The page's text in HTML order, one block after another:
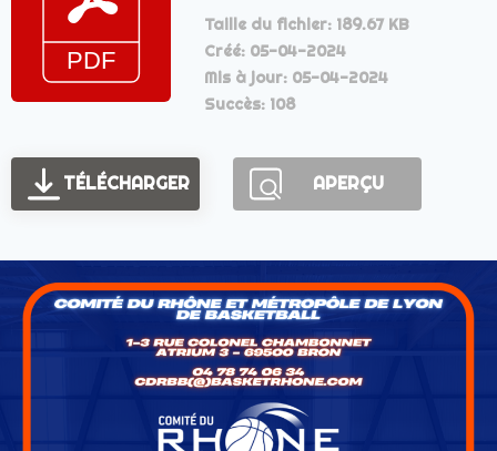
Taille du fichier: 189.67 KB
Créé: 05-04-2024
Mis à jour: 05-04-2024
Succès: 108
TÉLÉCHARGER APERÇU